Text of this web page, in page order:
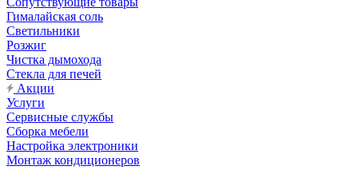
Гималайская соль
Светильники
Розжиг
Чистка дымохода
Стекла для печей
Акции
Услуги
Сервисные службы
Сборка мебели
Настройка электроники
Монтаж кондиционеров